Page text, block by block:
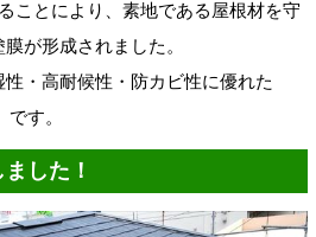
ことにより、素地である屋根材を守
が形成されました。
・高耐候性・防カビ性に優れた
す。
した！